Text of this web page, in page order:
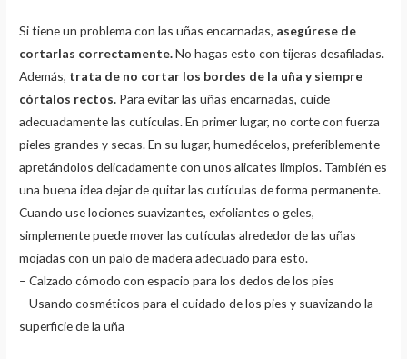
Si tiene un problema con las uñas encarnadas, asegúrese de
cortarlas correctamente.No hagas esto con tijeras desafiladas.
Además, trata de no cortar los bordes de la uña y siempre
córtalos rectos. Para evitar las uñas encarnadas, cuide
adecuadamente las cutículas. En primer lugar, no corte con fuerza
pieles grandes y secas. En su lugar, humedécelos, preferiblemente
apretándolos delicadamente con unos alicates limpios. También es
una buena idea dejar de quitar las cutículas de forma permanente.
Cuando use lociones suavizantes, exfoliantes o geles,
simplemente puede mover las cutículas alrededor de las uñas
mojadas con un palo de madera adecuado para esto.
– Calzado cómodo con espacio para los dedos de los pies
– Usando cosméticos para el cuidado de los pies y suavizando la
superficie de la uña